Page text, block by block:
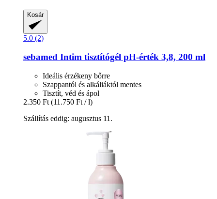
Kosár
5.0 (2)
sebamed Intim tisztítógél pH-​érték 3,8, 200 ml
Ideális érzékeny bőrre
Szappantól és alkáliáktól mentes
Tisztít, véd és ápol
2.350 Ft (11.750 Ft / l)
Szállítás eddig: augusztus 11.